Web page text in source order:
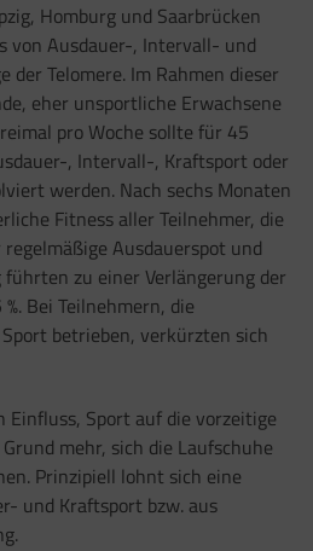
Homburg und Saarbrücken
von Ausdauer-, Intervall- und
der Telomere. Im Rahmen dieser
eher unsportliche Erwachsene
pro Woche sollte für 45
, Intervall-, Kraftsport oder
werden. Nach sechs Monaten
Fitness aller Teilnehmer, die
Ausdauerspot und
zu einer Verlängerung der
Bei Teilnehmern, die
betrieben, verkürzten sich
Sport auf die vorzeitige
mehr, sich die Laufschuhe
Prinzipiell lohnt sich eine
und Kraftsport bzw. aus